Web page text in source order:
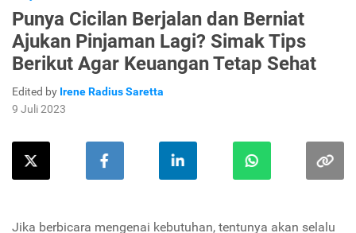
Punya Cicilan Berjalan dan Berniat
Ajukan Pinjaman Lagi? Simak Tips
Berikut Agar Keuangan Tetap Sehat
Edited by Irene Radius Saretta
9 Juli 2023
Jika berbicara mengenai kebutuhan, tentunya akan selalu